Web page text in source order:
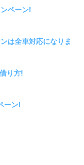
ペーン!
は全車対応になりま
り方!
ーン!